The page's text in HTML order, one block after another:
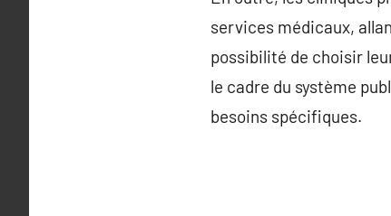
services médicaux,
possibilité de choisir
le cadre du système
besoins spécifiques.